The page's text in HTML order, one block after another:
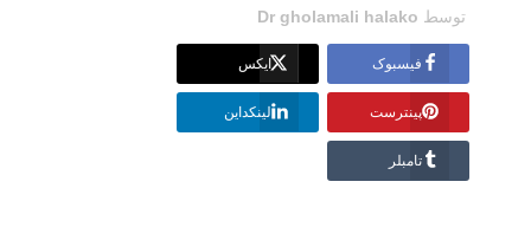
توسط Dr gholamali halako
فیسبوک ایکس
پینترست لینکداین
تامبلر